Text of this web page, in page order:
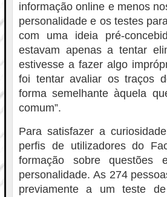
informação online e menos
personalidade e os testes
com uma ideia pré-
estavam apenas a tentar
estivesse a fazer algo
foi tentar avaliar os traços
forma semelhante àquela
comum”.
Para satisfazer a
perfis de utilizadores do
formação sobre questões
personalidade. As 274
previamente a um teste